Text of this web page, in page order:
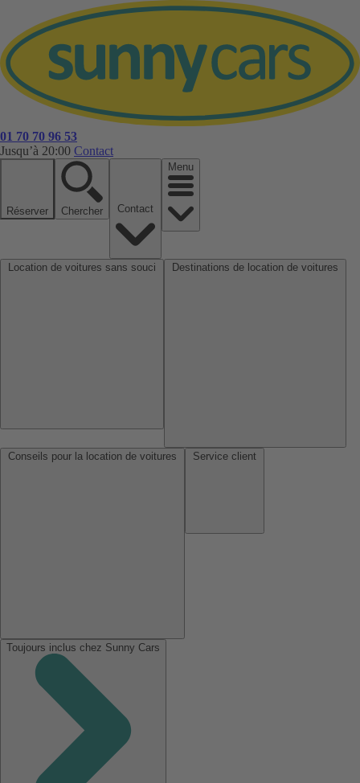
01 70 70 96 53
Jusqu’à 20:00 Contact
Réserver Chercher
Menu
Toujours inclus chez Sunny Cars